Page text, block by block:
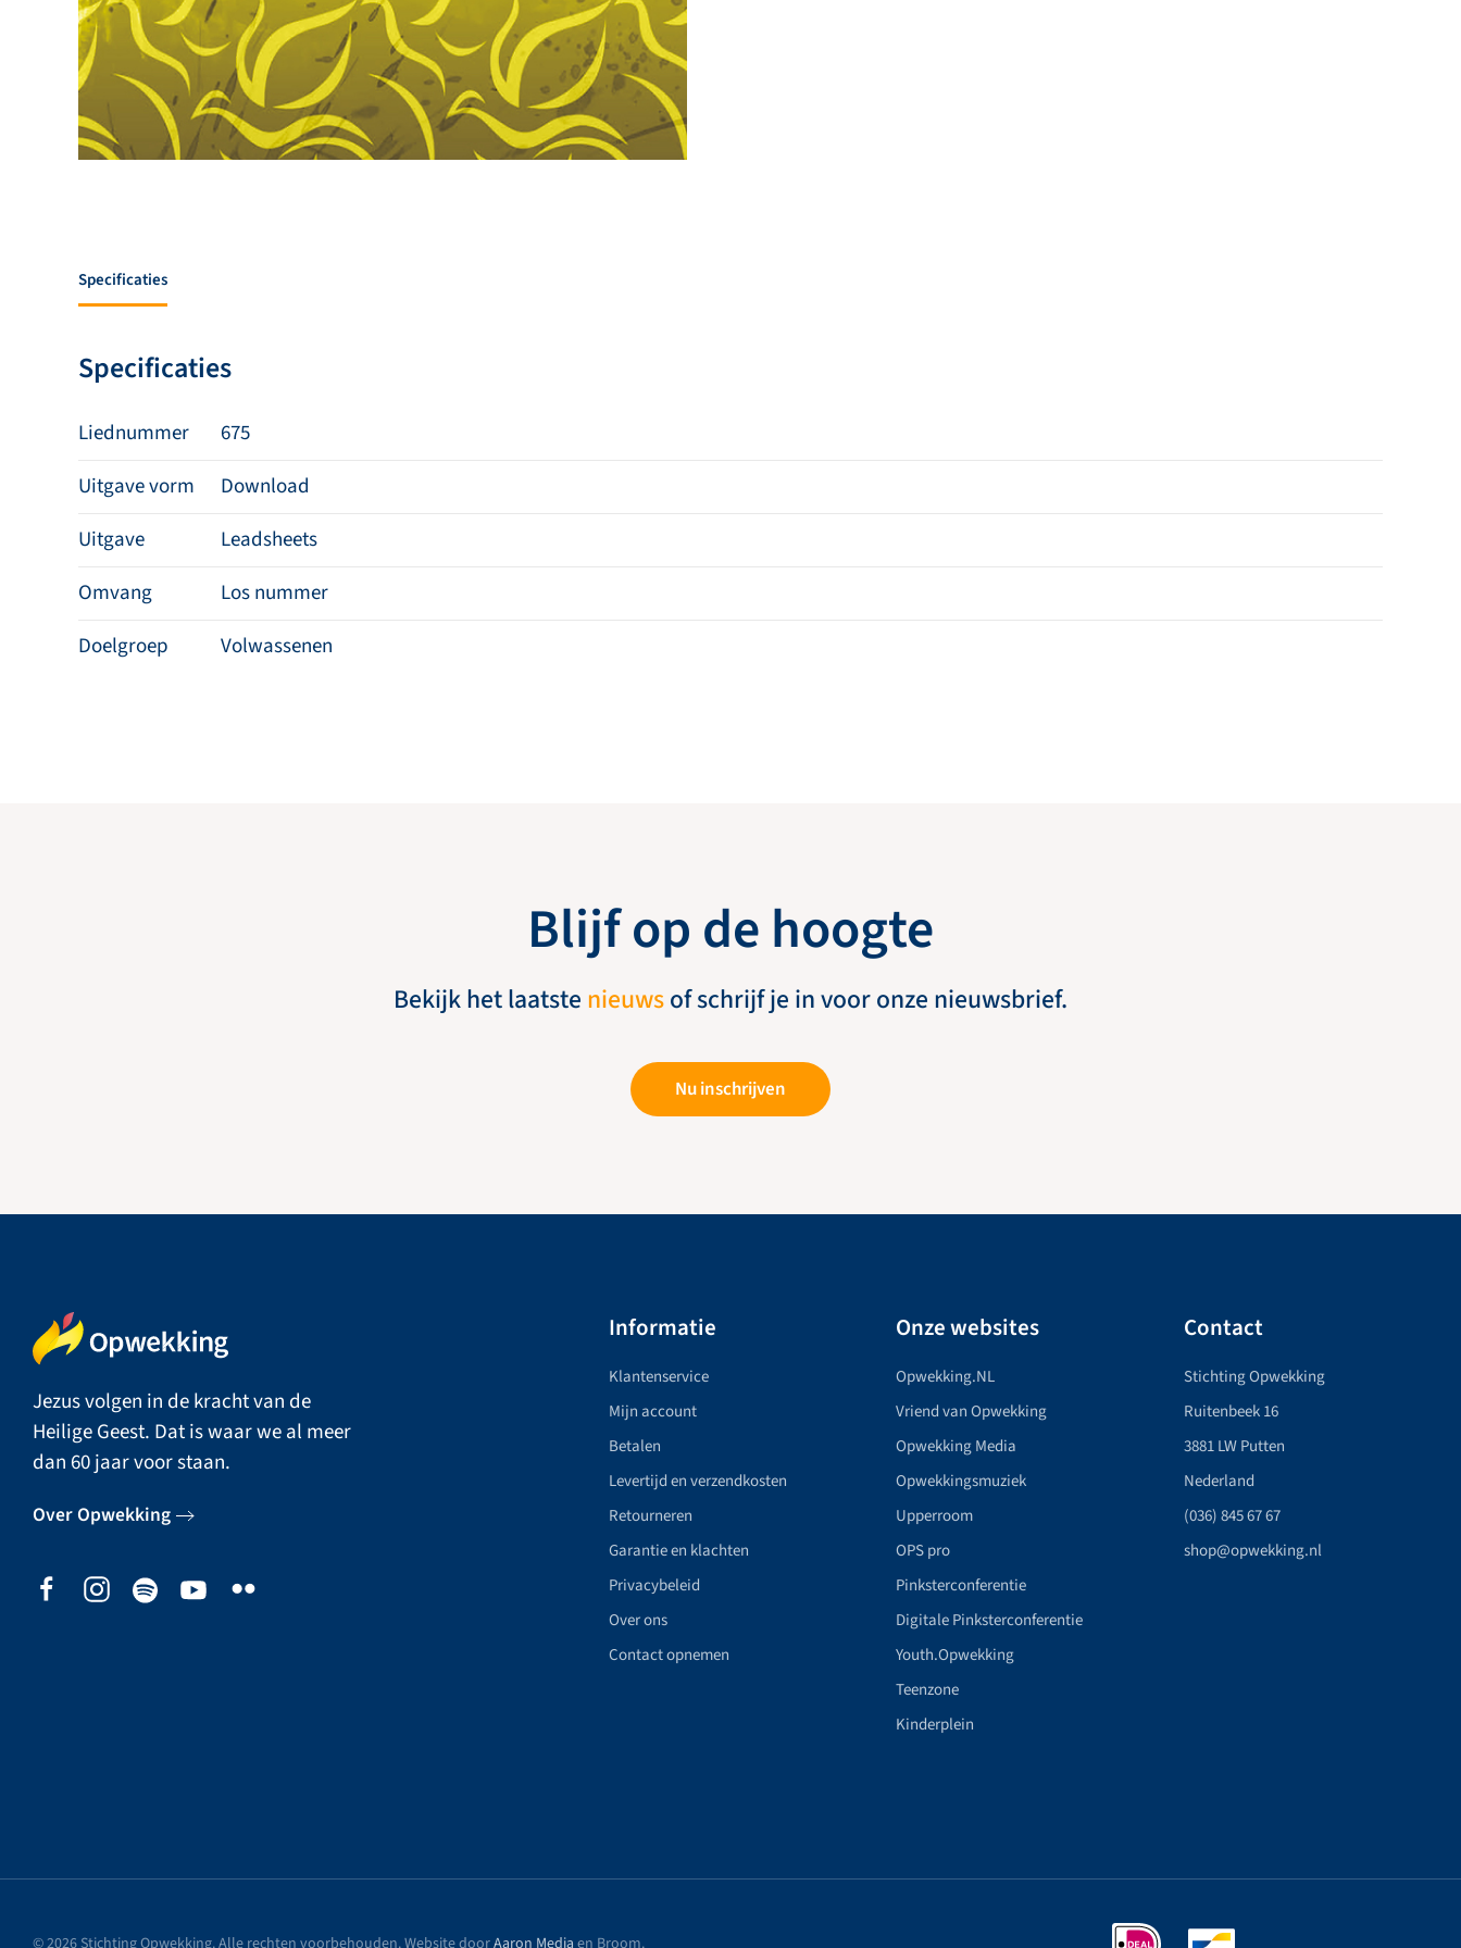
Specificaties
Specificaties
Liednummer
675
Uitgave vorm
Download
Uitgave
Leadsheets
Omvang
Los nummer
Doelgroep
Volwassenen
Blijf op de hoogte
Bekijk het laatste nieuwsof schrijf je in voor onze nieuwsbrief.
Nu inschrijven
Jezus volgen in de kracht van de
Heilige Geest. Dat is waar we al meer
dan 60 jaar voor staan.
Over Opwekking
Informatie
Klantenservice
Mijn account
Betalen
Levertijd en verzendkosten
Retourneren
Garantie en klachten
Privacybeleid
Over ons
Contact opnemen
Onze websites
Opwekking.NL
Vriend van Opwekking
Opwekking Media
Opwekkingsmuziek
Upperroom
OPS pro
Pinksterconferentie
Digitale Pinksterconferentie
Youth.Opwekking
Teenzone
Kinderplein
Contact
Stichting Opwekking
Ruitenbeek 16
3881 LW Putten
Nederland
(036) 845 67 67
shop@opwekking.nl